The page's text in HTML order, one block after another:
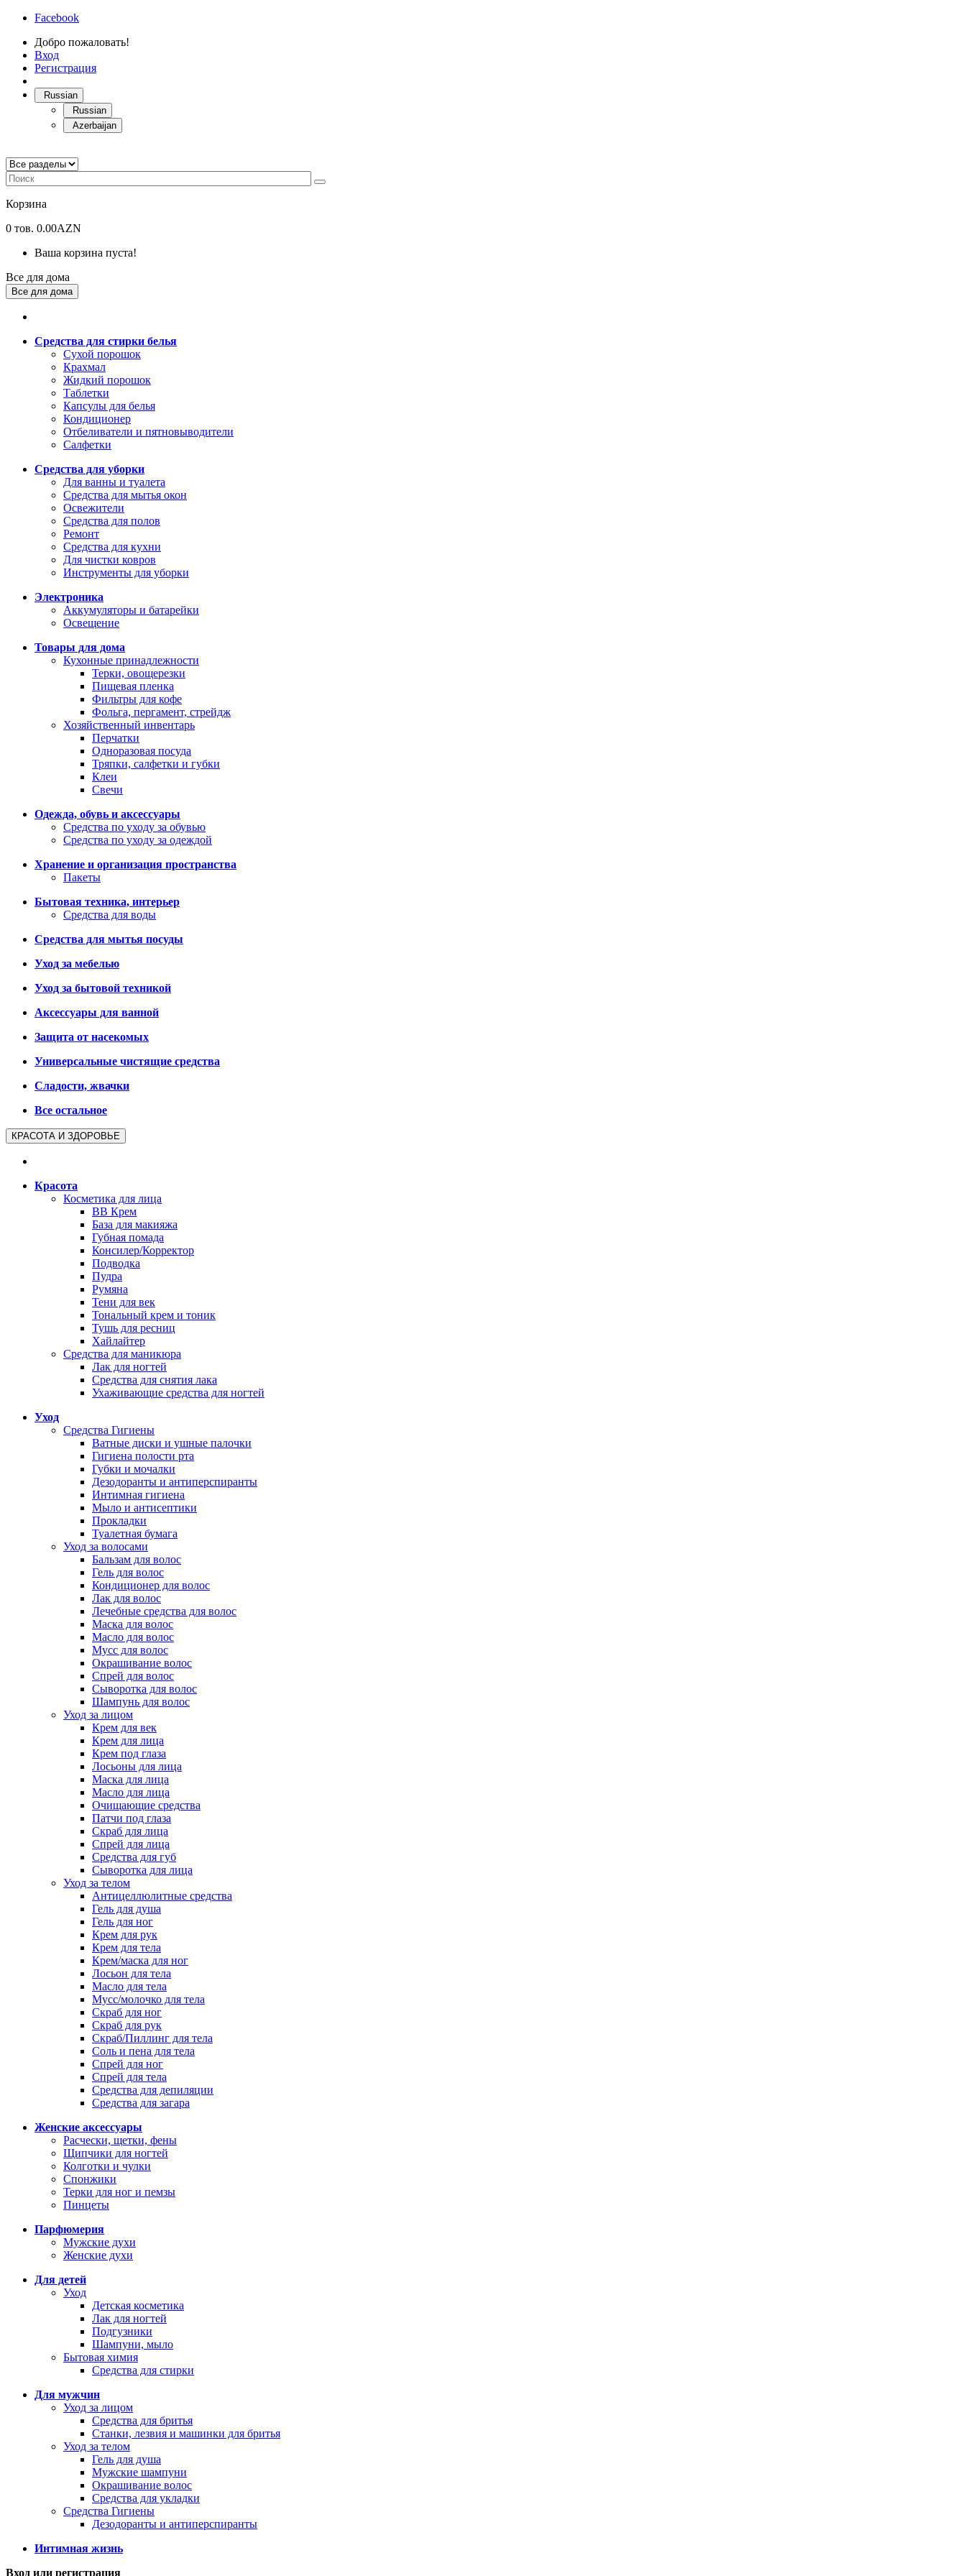
Facebook
Добро пожаловать!
Вход
Регистрация
Russian
Russian
Azerbaijan
Корзина
0 тов. 0.00AZN
Ваша корзина пуста!
Все для дома
Все для дома
Средства для стирки белья
Сухой порошок
Крахмал
Жидкий порошок
Таблетки
Капсулы для белья
Кондиционер
Отбеливатели и пятновыводители
Салфетки
Средства для уборки
Для ванны и туалета
Средства для мытья окон
Освежители
Средства для полов
Ремонт
Средства для кухни
Для чистки ковров
Инструменты для уборки
Электроника
Аккумуляторы и батарейки
Освещение
Товары для дома
Кухонные принадлежности
Терки, овощерезки
Пищевая пленка
Фильтры для кофе
Фольга, пергамент, стрейдж
Хозяйственный инвентарь
Перчатки
Одноразовая посуда
Тряпки, салфетки и губки
Клеи
Свечи
Одежда, обувь и аксессуары
Средства по уходу за обувью
Средства по уходу за одеждой
Хранение и организация пространства
Пакеты
Бытовая техника, интерьер
Средства для воды
Средства для мытья посуды
Уход за мебелью
Уход за бытовой техникой
Аксессуары для ванной
Защита от насекомых
Универсальные чистящие средства
Сладости, жвачки
Все остальное
КРАСОТА И ЗДОРОВЬЕ
Красота
Косметика для лица
BB Крем
База для макияжа
Губная помада
Консилер/Корректор
Подводка
Пудра
Румяна
Тени для век
Тональный крем и тоник
Тушь для ресниц
Хайлайтер
Средства для маникюра
Лак для ногтей
Средства для снятия лака
Ухаживающие средства для ногтей
Уход
Средства Гигиены
Ватные диски и ушные палочки
Гигиена полости рта
Губки и мочалки
Дезодоранты и антиперспиранты
Интимная гигиена
Мыло и антисептики
Прокладки
Туалетная бумага
Уход за волосами
Бальзам для волос
Гель для волос
Кондиционер для волос
Лак для волос
Лечебные средства для волос
Маска для волос
Масло для волос
Мусс для волос
Окрашивание волос
Спрей для волос
Сыворотка для волос
Шампунь для волос
Уход за лицом
Крем для век
Крем для лица
Крем под глаза
Лосьоны для лица
Маска для лица
Масло для лица
Очищающие средства
Патчи под глаза
Скраб для лица
Спрей для лица
Средства для губ
Сыворотка для лица
Уход за телом
Антицеллюлитные средства
Гель для душа
Гель для ног
Крем для рук
Крем для тела
Крем/маска для ног
Лосьон для тела
Масло для тела
Мусс/молочко для тела
Скраб для ног
Скраб для рук
Скраб/Пиллинг для тела
Соль и пена для тела
Спрей для ног
Спрей для тела
Средства для депиляции
Средства для загара
Женские аксессуары
Расчески, щетки, фены
Щипчики для ногтей
Колготки и чулки
Спонжики
Терки для ног и пемзы
Пинцеты
Парфюмерия
Мужские духи
Женские духи
Для детей
Уход
Детская косметика
Лак для ногтей
Подгузники
Шампуни, мыло
Бытовая химия
Средства для стирки
Для мужчин
Уход за лицом
Средства для бритья
Станки, лезвия и машинки для бритья
Уход за телом
Гель для душа
Мужские шампуни
Окрашивание волос
Средства для укладки
Средства Гигиены
Дезодоранты и антиперспиранты
Интимная жизнь
Вход или регистрация